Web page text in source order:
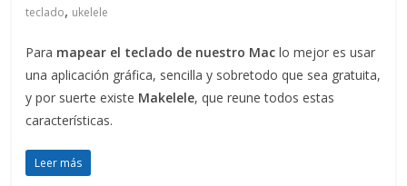
teclado, ukelele
Para mapear el teclado de nuestro Mac lo mejor es usar
una aplicación gráfica, sencilla y sobretodo que sea gratuita,
y por suerte existe Makelele, que reune todos estas
características.
Leer más